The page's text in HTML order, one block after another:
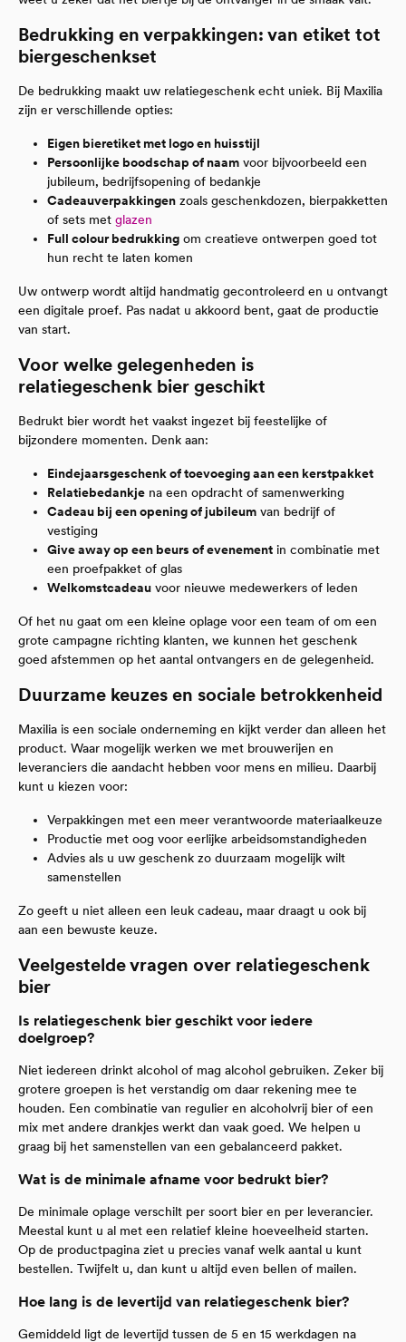
Bedrukking en verpakkingen: van etiket tot
biergeschenkset
De bedrukking maakt uw relatiegeschenk echt uniek. Bij Maxilia
zijn er verschillende opties:
Eigen bieretiket met logo en huisstijl
Persoonlijke boodschap of naam voor bijvoorbeeld een
jubileum, bedrijfsopening of bedankje
Cadeauverpakkingen zoals geschenkdozen, bierpakketten
of sets met glazen
Full colour bedrukking om creatieve ontwerpen goed tot
hun recht te laten komen
Uw ontwerp wordt altijd handmatig gecontroleerd en u ontvangt
een digitale proef. Pas nadat u akkoord bent, gaat de productie
van start.
Voor welke gelegenheden is
relatiegeschenk bier geschikt
Bedrukt bier wordt het vaakst ingezet bij feestelijke of
bijzondere momenten. Denk aan:
Eindejaarsgeschenk of toevoeging aan een kerstpakket
Relatiebedankje na een opdracht of samenwerking
Cadeau bij een opening of jubileum van bedrijf of
vestiging
Give away op een beurs of evenement in combinatie met
een proefpakket of glas
Welkomstcadeau voor nieuwe medewerkers of leden
Of het nu gaat om een kleine oplage voor een team of om een
grote campagne richting klanten, we kunnen het geschenk
goed afstemmen op het aantal ontvangers en de gelegenheid.
Duurzame keuzes en sociale betrokkenheid
Maxilia is een sociale onderneming en kijkt verder dan alleen het
product. Waar mogelijk werken we met brouwerijen en
leveranciers die aandacht hebben voor mens en milieu. Daarbij
kunt u kiezen voor:
Verpakkingen met een meer verantwoorde materiaalkeuze
Productie met oog voor eerlijke arbeidsomstandigheden
Advies als u uw geschenk zo duurzaam mogelijk wilt
samenstellen
Zo geeft u niet alleen een leuk cadeau, maar draagt u ook bij
aan een bewuste keuze.
Veelgestelde vragen over relatiegeschenk
bier
Is relatiegeschenk bier geschikt voor iedere
doelgroep?
Niet iedereen drinkt alcohol of mag alcohol gebruiken. Zeker bij
grotere groepen is het verstandig om daar rekening mee te
houden. Een combinatie van regulier en alcoholvrij bier of een
mix met andere drankjes werkt dan vaak goed. We helpen u
graag bij het samenstellen van een gebalanceerd pakket.
Wat is de minimale afname voor bedrukt bier?
De minimale oplage verschilt per soort bier en per leverancier.
Meestal kunt u al met een relatief kleine hoeveelheid starten.
Op de productpagina ziet u precies vanaf welk aantal u kunt
bestellen. Twijfelt u, dan kunt u altijd even bellen of mailen.
Hoe lang is de levertijd van relatiegeschenk bier?
Gemiddeld ligt de levertijd tussen de 5 en 15 werkdagen na